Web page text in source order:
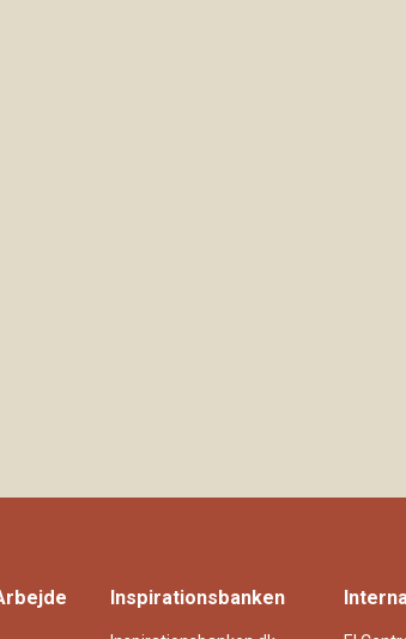
Inspirationsbanken